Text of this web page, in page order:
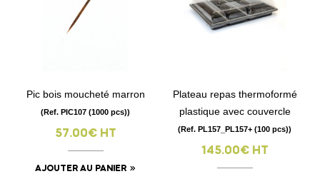
Pic bois moucheté marron
(Ref. PIC107 (1000 pcs))
57.00€ HT
AJOUTER AU PANIER
Plateau repas thermoformé
plastique avec couvercle
(Ref. PL157_PL157+ (100 pcs))
145.00€ HT